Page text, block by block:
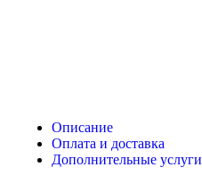
Описание
Оплата и доставка
Дополнительные услуги